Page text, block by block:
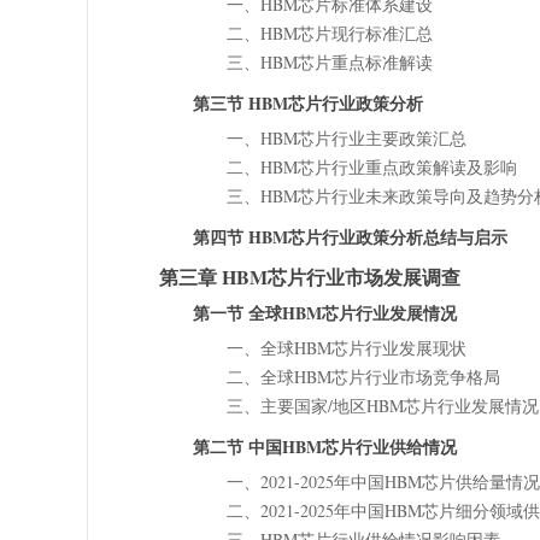
二、HBM芯片现行标准汇总
三、HBM芯片重点标准解读
第三节 HBM芯片行业政策分析
一、HBM芯片行业主要政策汇总
二、HBM芯片行业重点政策解读及影响
三、HBM芯片行业未来政策导向及趋势分
第四节 HBM芯片行业政策分析总结与启示
第三章 HBM芯片行业市场发展调查
第一节 全球HBM芯片行业发展情况
一、全球HBM芯片行业发展现状
二、全球HBM芯片行业市场竞争格局
三、主要国家/地区HBM芯片行业发展情况
第二节 中国HBM芯片行业供给情况
一、2021-2025年中国HBM芯片供给量情
二、2021-2025年中国HBM芯片细分领域